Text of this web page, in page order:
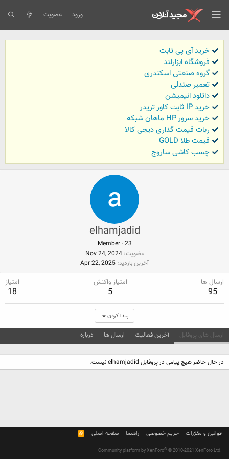
ورود عضویت
خرید آی پی ثابت
فروشگاه ابزارلند
گروه صنعتی اسکندری
تعمیر صندلی
داتلود انیمیشن
خرید IP ثابت کاور تریدر
خرید سرور HP ماهان شبکه
ربات قیمت گذاری دیجی کالا
قیمت طلا GOLD
چسب کاشی ساروج
elhamjadid
Member · 23
عضویت Nov 24, 2024
آخرین بازدید Apr 22, 2025
ارسال ها
95
امتیاز واکنش
5
امتیاز
18
پیدا کردن
ارسال های پروفایل آخرین فعالیت ارسال ها درباره
در حال حاضر هیچ پیامی در پروفایل elhamjadid نیست.
قوانین و مقرّرات حریم خصوصی راهنما صفحه اصلی
R
S
Community platform by XenForo® © 2010-2021 XenForo Ltd.